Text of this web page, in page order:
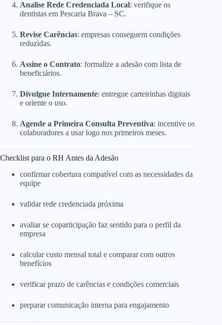
Analise Rede Credenciada Local: verifique os
dentistas em Pescaria Brava – SC.
Revise Carências: empresas conseguem condições
reduzidas.
Assine o Contrato: formalize a adesão com lista de
beneficiários.
Divulgue Internamente: entregue carteirinhas digitais
e oriente o uso.
Agende a Primeira Consulta Preventiva: incentive os
colaboradores a usar logo nos primeiros meses.
Checklist para o RH Antes da Adesão
confirmar cobertura compatível com as necessidades da
equipe
validar rede credenciada próxima
avaliar se coparticipação faz sentido para o perfil da
empresa
calcular custo mensal total e comparar com outros
benefícios
verificar prazo de carências e condições comerciais
preparar comunicação interna para engajamento